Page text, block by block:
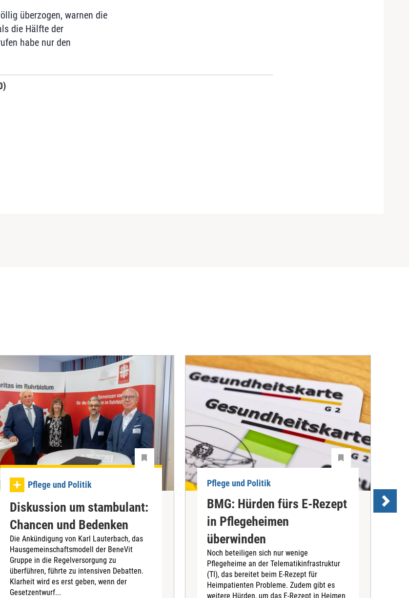
überzogen, warnen die
die Hälfte der
habe nur den
Pflege und Politik
Diskussion um stambulant:
Chancen und Bedenken
Die Ankündigung von Karl Lauterbach, das
Hausgemeinschaftsmodell der BeneVit
Gruppe in die Regelversorgung zu
überführen, führte zu intensiven Debatten.
Klarheit wird es erst geben, wenn der
Gesetzentwurf...
Pflege und Politik
BMG: Hürden fürs E-Rezept
in Pflegeheimen
überwinden
Noch beteiligen sich nur wenige
Pflegeheime an der Telematikinfrastruktur
(TI), das bereitet beim E-Rezept für
Heimpatienten Probleme. Zudem gibt es
weitere Hürden, um das E-Rezept in Heimen